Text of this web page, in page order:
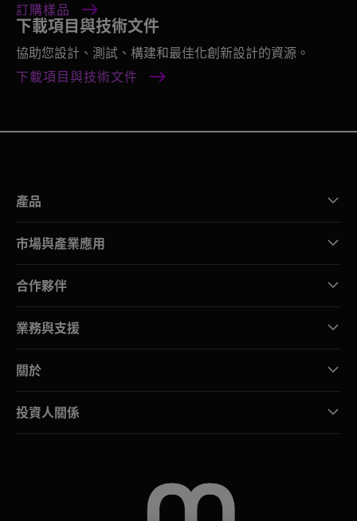
訂購樣品
下載項目與技術文件
協助您設計、測試、構建和最佳化創新設計的資源。
下載項目與技術文件
產品
市場與產業應用
合作夥伴
業務與支援
關於
投資人關係